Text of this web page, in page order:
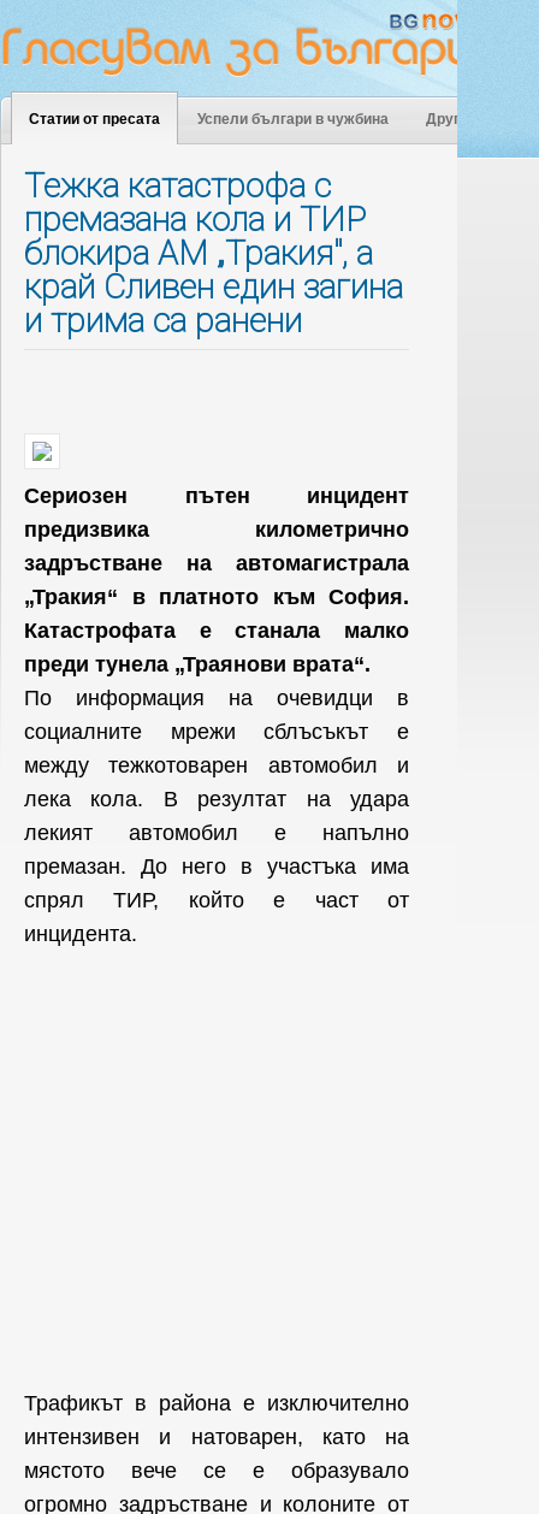
Статии от пресата Успели българи в чужбина Други
Тежка катастрофа с
премазана кола и ТИР
блокира АМ „Тракия", а
край Сливен един загина
и трима са ранени
Сериозен пътен инцидент
предизвика километрично
задръстване на автомагистрала
„Тракия“ в платното към София.
Катастрофата е станала малко
преди тунела „Траянови врата“.
По информация на очевидци в
социалните мрежи сблъсъкът е
между тежкотоварен автомобил и
лека кола. В резултат на удара
лекият автомобил е напълно
премазан. До него в участъка има
спрял ТИР, който е част от
инцидента.
Трафикът в района е изключително
интензивен и натоварен, като на
мястото вече се е образувало
огромно задръстване и колоните от